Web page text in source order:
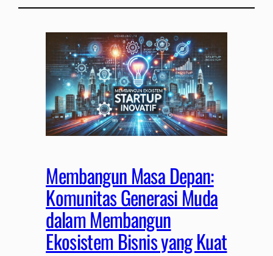
Membangun Masa Depan:
Komunitas Generasi Muda
dalam Membangun
Ekosistem Bisnis yang Kuat